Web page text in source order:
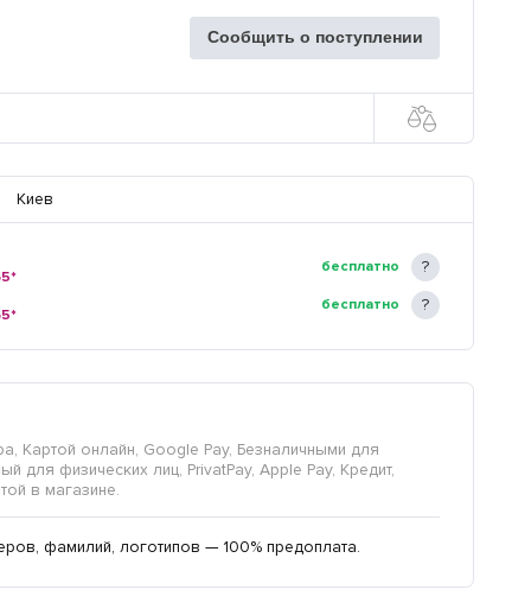
Сообщить о поступлении
Киев
бесплатно
бесплатно
Картой онлайн, Google Pay, Безналичными для
для физических лиц, PrivatPay, Apple Pay, Кредит,
в магазине.
фамилий, логотипов — 100% предоплата.